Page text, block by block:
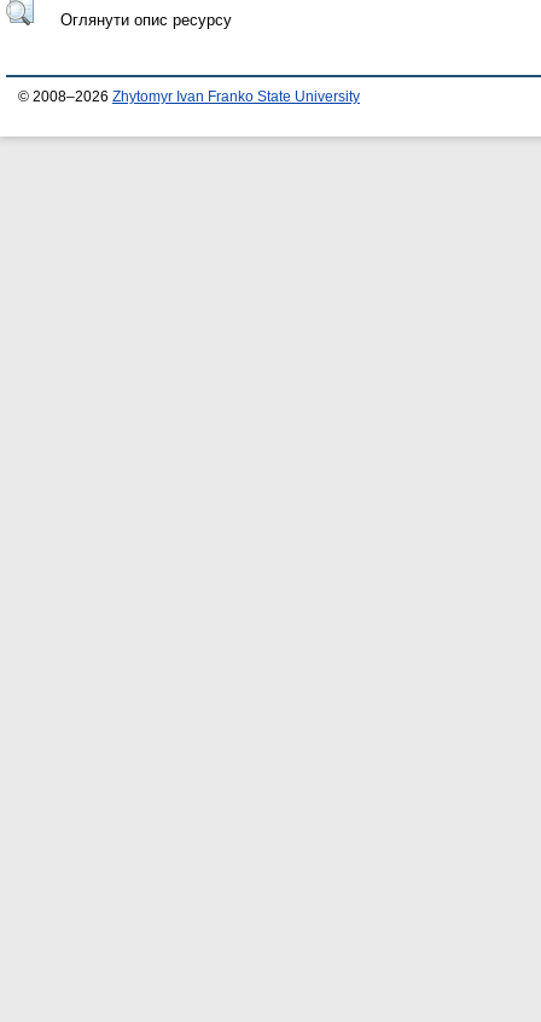
Оглянути опис ресурсу
© 2008–2026 Zhytomyr Ivan Franko State University